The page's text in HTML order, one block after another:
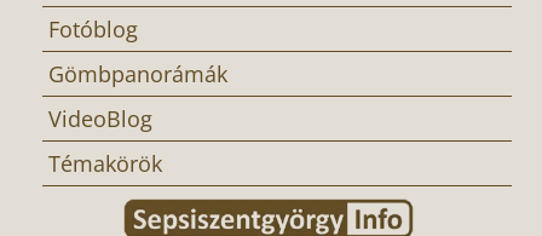
Fotóblog
Gömbpanorámák
VideoBlog
Témakörök